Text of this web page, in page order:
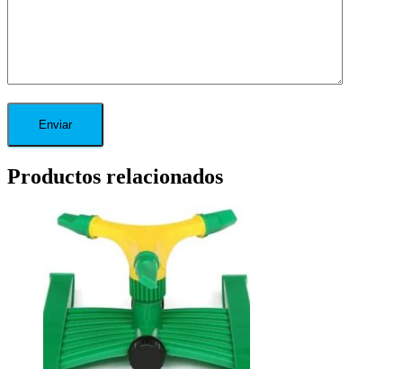
Productos relacionados